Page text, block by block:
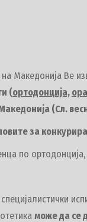
Македонија Ве
(ортодонција,
(Сл.
за
по
може да се